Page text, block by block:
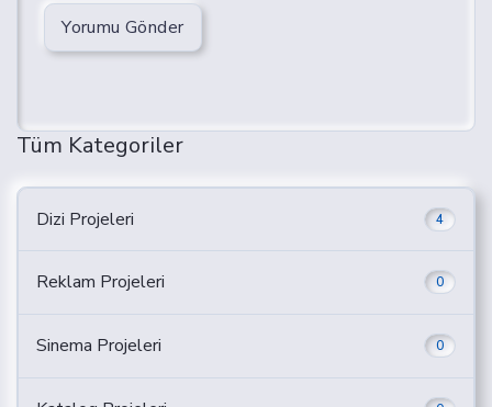
Yorumu Gönder
Tüm Kategoriler
Dizi Projeleri 4
Reklam Projeleri 0
Sinema Projeleri 0